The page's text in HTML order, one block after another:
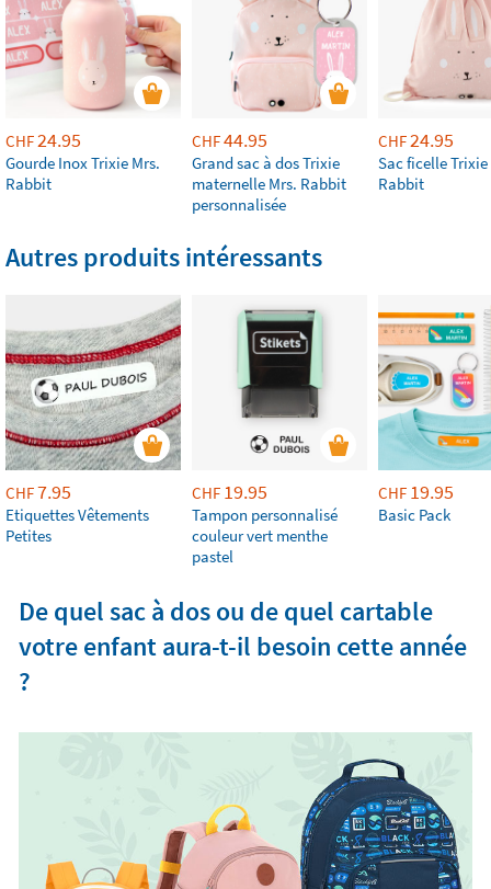
CHF24.95
Gourde Inox Trixie Mrs.
Rabbit
CHF44.95
Grand sac à dos Trixie
maternelle Mrs. Rabbit
personnalisée
CHF24.95
Sac ficelle Trixie
Rabbit
Autres produits intéressants
CHF7.95
Etiquettes Vêtements
Petites
CHF 19.95
Tampon personnalisé
couleur vert menthe
pastel
CHF 19.95
Basic Pack
De quel sac à dos ou de quel cartable
votre enfant aura-t-il besoin cette année
?